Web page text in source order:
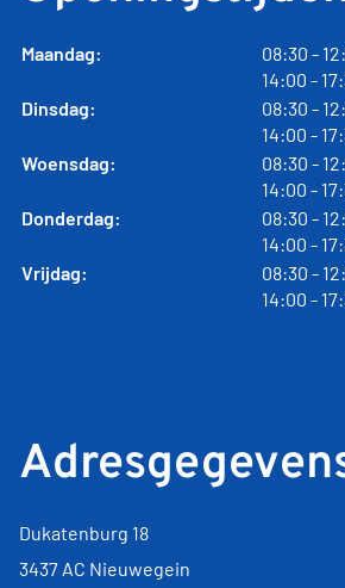
Maandag: 08:30 tot
-
14:00 tot
-
Dinsdag:
08:30 tot
-
14:00 tot
-
Woensdag:
08:30 tot
-
14:00 tot
-
Donderdag:
08:30 tot
-
14:00 tot
-
Vrijdag:
08:30 tot
-
14:00 tot
-
Dukatenburg 18
3437 AC Nieuwegein